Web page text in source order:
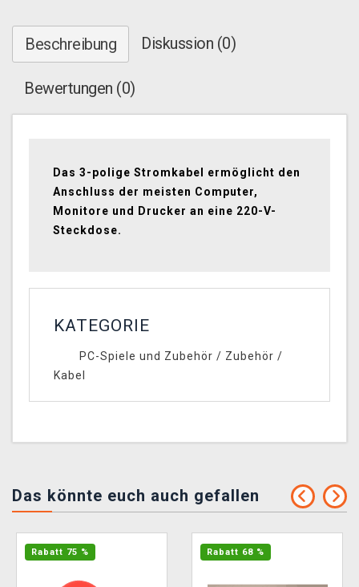
Beschreibung Diskussion (0)
Bewertungen (0)
Das 3-polige Stromkabel ermöglicht den
Anschluss der meisten Computer,
Monitore und Drucker an eine 220-V-
Steckdose.
KATEGORIE
PC-Spiele und Zubehör / Zubehör /
Kabel
Das könnte euch auch gefallen
Rabatt 75 % Rabatt 68 %